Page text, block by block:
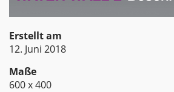
Erstellt am
12. Juni 2018
Maße
600 x 400